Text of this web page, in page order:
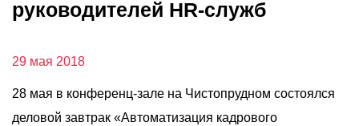
О компании
руководителей HR-служб
29 мая 2018
28 мая в конференц-зале на Чистопрудном состоялся
деловой завтрак «Автоматизация кадрового